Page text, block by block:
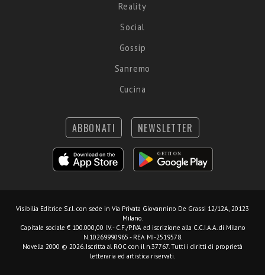
Reality
Social
Gossip
Sanremo
Cucina
ABBONATI NEWSLETTER
Visibilia Editrice S.r.l. con sede in Via Privata Giovannino De Grassi 12/12A, 20123
Milano.
Capitale sociale € 100.000,00 I.V. - C.F./P.IVA ed iscrizione alla C.C.I.A.A. di Milano
N.10269990965 - REA MI-2519578.
Novella 2000 © 2026. Iscritta al ROC con il n.37767. Tutti i diritti di proprietà
letteraria ed artistica riservati.